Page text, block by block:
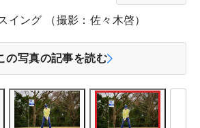
イング （撮影：佐々木啓）
の写真の記事を読む